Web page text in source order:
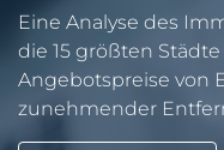
Eine Analyse des
die 15 größten
Angebotspreise von
zunehmender